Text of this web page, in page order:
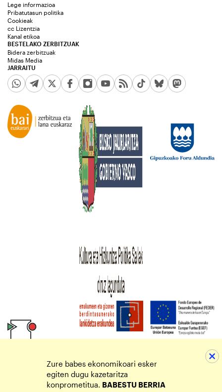
JARRAITU
Lege informazioa
Pribatutasun politika
Cookieak
cc Lizentzia
Kanal etikoa
BESTELAKO ZERBITZUAK
Bidera zerbitzuak
Midas Media
Zure babes ekonomikoari esker
egiten dugu kazetaritza
konprometitua. BABESTU BERRIA